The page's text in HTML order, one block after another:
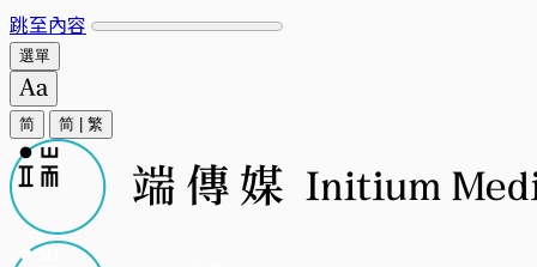
跳至內容
選單
简 简 繁